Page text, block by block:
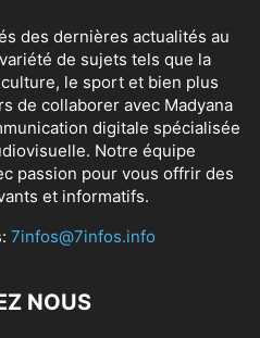
des dernières actualités au
de sujets tels que la
le sport et bien plus
de collaborer avec Madyana
digitale spécialisée
Notre équipe
passion pour vous offrir des
et informatifs.
7infos@7infos.info
NOUS